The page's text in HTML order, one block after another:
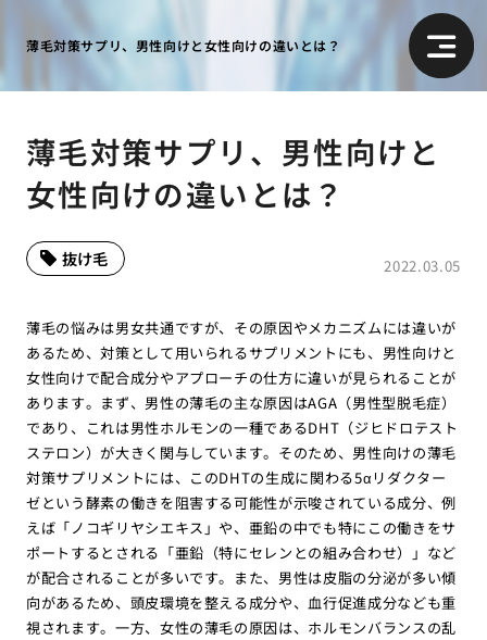
薄毛対策サプリ、男性向けと女性向けの違いとは？
薄毛対策サプリ、男性向けと
女性向けの違いとは？
2022.03.05
抜け毛
薄毛の悩みは男女共通ですが、その原因やメカニズムには違いが
あるため、対策として用いられるサプリメントにも、男性向けと
女性向けで配合成分やアプローチの仕方に違いが見られることが
あります。まず、男性の薄毛の主な原因はAGA（男性型脱毛症）
であり、これは男性ホルモンの一種であるDHT（ジヒドロテスト
ステロン）が大きく関与しています。そのため、男性向けの薄毛
対策サプリメントには、このDHTの生成に関わる5αリダクター
ゼという酵素の働きを阻害する可能性が示唆されている成分、例
えば「ノコギリヤシエキス」や、亜鉛の中でも特にこの働きをサ
ポートするとされる「亜鉛（特にセレンとの組み合わせ）」など
が配合されることが多いです。また、男性は皮脂の分泌が多い傾
向があるため、頭皮環境を整える成分や、血行促進成分なども重
視されます。一方、女性の薄毛の原因は、ホルモンバランスの乱